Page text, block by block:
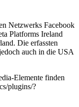
Netzwerks Facebook
Platforms Ireland
Die erfassten
auch in die USA
Elemente finden
plugins/?